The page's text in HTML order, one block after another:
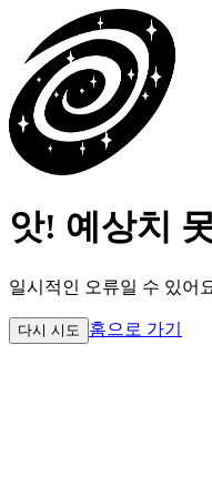
앗! 예상치
일시적인 오류일 수 있어
다시 시도 홈으로 가기